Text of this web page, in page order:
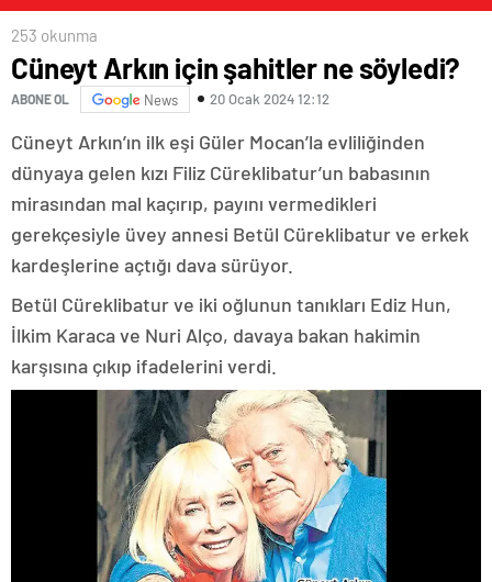
253 okunma
Cüneyt Arkın için şahitler ne söyledi?
ABONE OL News 20 Ocak 2024 12:12
Cüneyt Arkın’ın ilk eşi Güler Mocan’la evliliğinden
dünyaya gelen kızı Filiz Cüreklibatur’un babasının
mirasından mal kaçırıp, payını vermedikleri
gerekçesiyle üvey annesi Betül Cüreklibatur ve erkek
kardeşlerine açtığı dava sürüyor.
Betül Cüreklibatur ve iki oğlunun tanıkları Ediz Hun,
İlkim Karaca ve Nuri Alço, davaya bakan hakimin
karşısına çıkıp ifadelerini verdi.